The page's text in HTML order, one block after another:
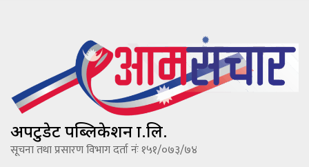
अपटुडेट पब्लिकेशन प्रा.लि.
सूचना तथा प्रसारण विभाग दर्ता नंः १५१/०७३/७४